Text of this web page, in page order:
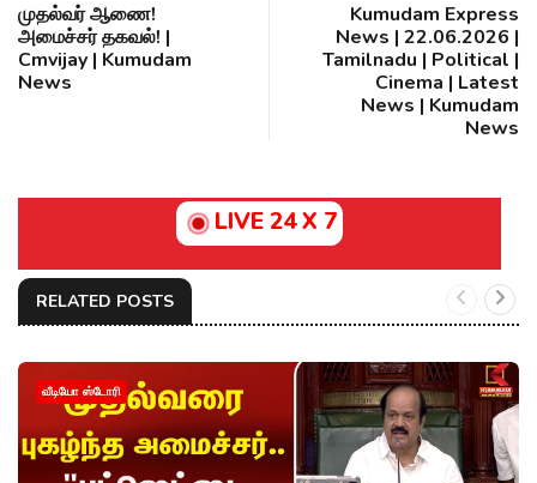
முதல்வர் ஆணை!
அமைச்சர் தகவல்! |
Cmvijay | Kumudam
News
Kumudam Express
News | 22.06.2026 |
Tamilnadu | Political |
Cinema | Latest
News | Kumudam
News
LIVE 24 X 7
RELATED POSTS
வீடியோ ஸ்டோரி